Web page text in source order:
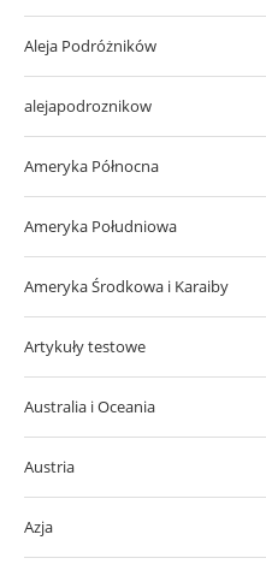
Aleja Podróżników
alejapodroznikow
Ameryka Północna
Ameryka Południowa
Ameryka Środkowa i Karaiby
Artykuły testowe
Australia i Oceania
Austria
Azja